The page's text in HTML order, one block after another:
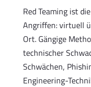
Red Teaming ist
Angriffen: virtuell
Ort. Gängige
technischer
Schwächen,
Engineering-